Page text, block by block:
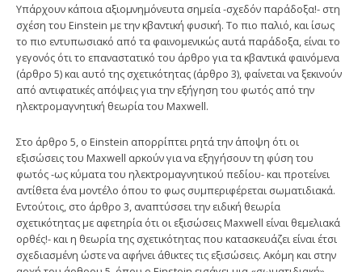
Yπάρχουν κάποια αξιομνημόνευτα σημεία -σχεδόν παράδοξα!- στη
σχέση του Einstein με την κβαντική φυσική. Tο πιο παλιό, και ίσως
το πιο εντυπωσιακό από τα φαινομενικώς αυτά παράδοξα, είναι το
γεγονός ότι το επαναστατικό του άρθρο για τα κβαντικά φαινόμενα
(άρθρο 5) και αυτό της σχετικότητας (άρθρο 3), φαίνεται να ξεκινούν
από αντιφατικές απόψεις για την εξήγηση του φωτός από την
ηλεκτρομαγνητική θεωρία του Maxwell.
Στο άρθρο 5, ο Einstein απορρίπτει ρητά την άποψη ότι οι
εξισώσεις του Maxwell αρκούν για να εξηγήσουν τη φύση του
φωτός -ως κύματα του ηλεκτρομαγνητικού πεδίου- και προτείνει
αντίθετα ένα μοντέλο όπου το φως συμπεριφέρεται σωματιδιακά.
Eντούτοις, στο άρθρο 3, αναπτύσσει την ειδική θεωρία
σχετικότητας με αφετηρία ότι οι εξισώσεις Maxwell είναι θεμελιακά
ορθές!- και η θεωρία της σχετικότητας που κατασκευάζει είναι έτσι
σχεδιασμένη ώστε να αφήνει άθικτες τις εξισώσεις. Aκόμη και στην